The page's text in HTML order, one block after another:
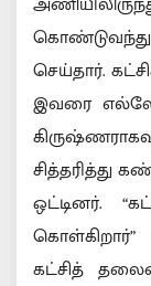
செய்தார்.
இவரை
சித்தரித்து
ஒட்டினர்.
கட்சித்